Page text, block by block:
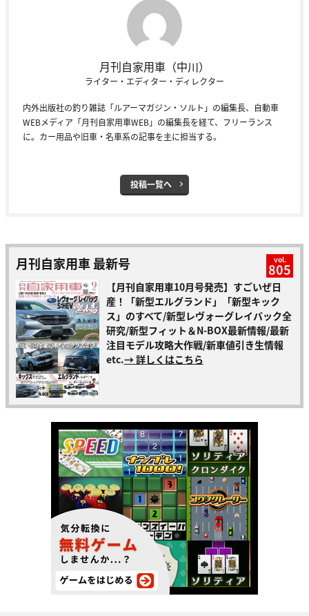
月刊自家用車（中川）
ライター・エディター・ディレクター
内外出版社の釣り雑誌「ルアーマガジン・ソルト」の編集長、自動車
WEBメディア「月刊自家用車WEB」の編集長を経て、フリーランス
に。カー用品や旧車・名車系の記事を主に担当する。
投稿一覧へ
月刊自家用車 最新号 vol.
805
【月刊自家用車10月号発売】すごいぜ日
産！「新型エルグランド」「新型キック
ス」のすべて/新型レヴォーグレイバック全
研究/新型フィット＆N-BOX最新情報/最新
注目モデル攻略大作戦/新車値引き生情報
etc.→ 詳しくはこちら